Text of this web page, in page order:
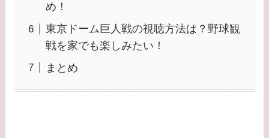
め！
東京ドーム巨人戦の視聴方法は？野球観
戦を家でも楽しみたい！
まとめ